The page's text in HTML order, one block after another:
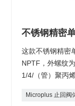
不锈钢精密
这款不锈钢精密
NPTF，外螺纹
1/4/（管）聚丙
Microplus 止回阀